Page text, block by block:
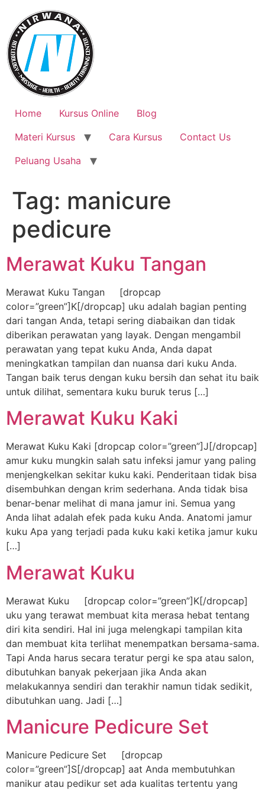
content
Home Kursus Online
Blog
Materi Kursus
Cara Kursus
Contact Us
Peluang Usaha
Tag: manicure
pedicure
Merawat Kuku Tangan
Merawat Kuku Tangan [dropcap
color=”green”]K[/dropcap] uku adalah bagian penting
dari tangan Anda, tetapi sering diabaikan dan tidak
diberikan perawatan yang layak. Dengan mengambil
perawatan yang tepat kuku Anda, Anda dapat
meningkatkan tampilan dan nuansa dari kuku Anda.
Tangan baik terus dengan kuku bersih dan sehat itu baik
untuk dilihat, sementara kuku buruk terus […]
Merawat Kuku Kaki
Merawat Kuku Kaki [dropcap color=”green”]J[/dropcap]
amur kuku mungkin salah satu infeksi jamur yang paling
menjengkelkan sekitar kuku kaki. Penderitaan tidak bisa
disembuhkan dengan krim sederhana. Anda tidak bisa
benar-benar melihat di mana jamur ini. Semua yang
Anda lihat adalah efek pada kuku Anda. Anatomi jamur
kuku Apa yang terjadi pada kuku kaki ketika jamur kuku
[…]
Merawat Kuku
Merawat Kuku [dropcap color=”green”]K[/dropcap]
uku yang terawat membuat kita merasa hebat tentang
diri kita sendiri. Hal ini juga melengkapi tampilan kita
dan membuat kita terlihat menempatkan bersama-sama.
Tapi Anda harus secara teratur pergi ke spa atau salon,
dibutuhkan banyak pekerjaan jika Anda akan
melakukannya sendiri dan terakhir namun tidak sedikit,
dibutuhkan uang. Jadi […]
Manicure Pedicure Set
Manicure Pedicure Set [dropcap
color=”green”]S[/dropcap] aat Anda membutuhkan
manikur atau pedikur set ada kualitas tertentu yang